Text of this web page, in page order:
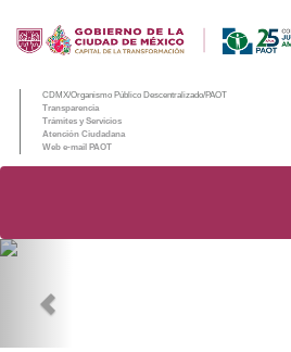
CDMX/Organismo Público Descentralizado/PAOT
Transparencia
Trámites y Servicios
Atención Ciudadana
Web e-mail PAOT